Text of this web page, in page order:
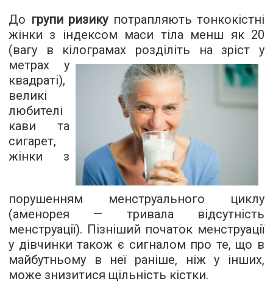
До групи ризикупотрапляють тонкокістні
жінки з індексом маси тіла менш як 20
(вагу в кілограмах розділіть на зріст у
метрах у
квадраті),
великі
любителі
кави та
сигарет,
жінки з
порушенням менструального циклу
(аменорея — тривала відсутність
менструації). Пізніший початок менструації
у дівчинки також є сигналом про те, що в
майбутньому в неї раніше, ніж у інших,
може знизитися щільність кістки.